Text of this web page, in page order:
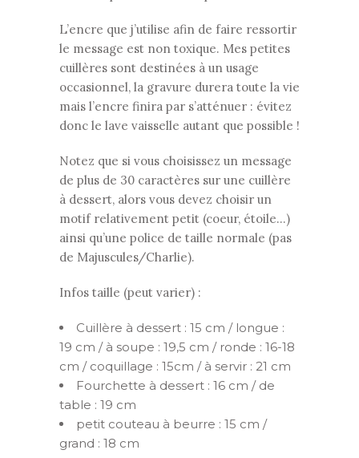
L’encre que j’utilise afin de faire ressortir
le message est non toxique. Mes petites
cuillères sont destinées à un usage
occasionnel, la gravure durera toute la vie
mais l’encre finira par s’atténuer : évitez
donc le lave vaisselle autant que possible !
Notez que si vous choisissez un message
de plus de 30 caractères sur une cuillère
à dessert, alors vous devez choisir un
motif relativement petit (coeur, étoile…)
ainsi qu’une police de taille normale (pas
de Majuscules/Charlie).
Infos taille (peut varier) :
Cuillère à dessert : 15 cm / longue :
19 cm / à soupe : 19,5 cm / ronde : 16-18
cm / coquillage : 15cm / à servir : 21 cm
Fourchette à dessert : 16 cm / de
table : 19 cm
petit couteau à beurre : 15 cm /
grand : 18 cm